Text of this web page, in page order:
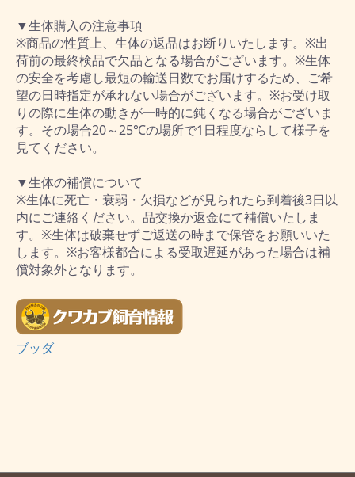
▼生体購入の注意事項
※商品の性質上、生体の返品はお断りいたします。※出
荷前の最終検品で欠品となる場合がございます。※生体
の安全を考慮し最短の輸送日数でお届けするため、ご希
望の日時指定が承れない場合がございます。※お受け取
りの際に生体の動きが一時的に鈍くなる場合がございま
す。その場合20～25℃の場所で1日程度ならして様子を
見てください。
▼生体の補償について
※生体に死亡・衰弱・欠損などが見られたら到着後3日以
内にご連絡ください。品交換か返金にて補償いたしま
す。※生体は破棄せずご返送の時まで保管をお願いいた
します。※お客様都合による受取遅延があった場合は補
償対象外となります。
ブッダ